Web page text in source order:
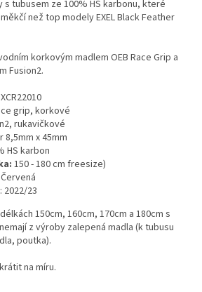
s tubusem ze 100% HS karbonu, které
než top modely EXEL Black Feather
korkovým madlem OEB Race Grip a
Fusion2.
XCR22010
grip, korkové
rukavičkové
8,5mm x 45mm
HS karbon
150 - 180 cm freesize)
: 2022/23
150cm, 160cm, 170cm a 180cm s
z výroby zalepená madla (k tubusu
poutka).
na míru.